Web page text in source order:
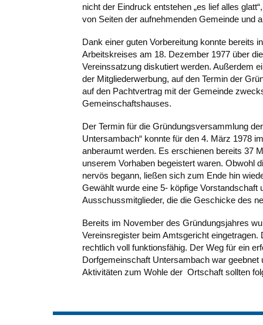
nicht der Eindruck entstehen „es lief alles
von Seiten der aufnehmenden Gemeinde und
Dank einer guten Vorbereitung konnte bereits
Arbeitskreises am 18. Dezember 1977 über
Vereinssatzung diskutiert werden. Außerdem
der Mitgliederwerbung, auf den Termin der
auf den Pachtvertrag mit der Gemeinde
Gemeinschaftshauses.
Der Termin für die Gründungsversammlung
Untersambach“ konnte für den 4. März 1978
anberaumt werden. Es erschienen bereits 37
unserem Vorhaben begeistert waren. Obwohl
nervös begann, ließen sich zum Ende hin
Gewählt wurde eine 5- köpfige Vorstandschaft
Ausschussmitglieder, die die Geschicke des
Bereits im November des Gründungsjahres
Vereinsregister beim Amtsgericht eingetragen.
rechtlich voll funktionsfähig. Der Weg für ein
Dorfgemeinschaft Untersambach war geebnet
Aktivitäten zum Wohle der Ortschaft sollten